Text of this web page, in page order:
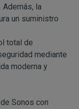
Además, la
un suministro
total de
mediante
moderna y
Sonos con